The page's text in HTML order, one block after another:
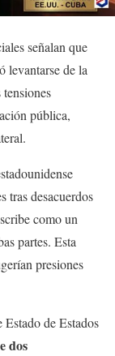
señalan que
levantarse de la
pública,
tras desacuerdos
como un
partes. Esta
presiones
de Estados
dos